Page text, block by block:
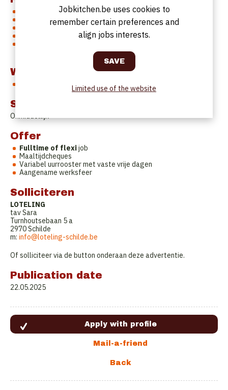
Je hebt ervaring in de sector;
Je kan zelfstandig werken en hebt weinig aansturing nodig;
Je bent stipt en we kunnen op je rekenen;
Je hebt een net voorkomen
dag vrij ( enkel verantwoordelijke)
Work Schedule
Start date
Onmiddellijk
Offer
Fulltime of flexijob
Maaltijdcheques
Variabel uurrooster met vaste vrije dagen
Aangename werksfeer
Solliciteren
LOTELING
tav Sara
Turnhoutsebaan 5 a
2970 Schilde
m: info@loteling-schilde.be
Of solliciteer via de button onderaan deze advertentie.
Publication date
22.05.2025
Jobkitchen.be uses cookies to
remember certain preferences and
align jobs interests.
Limited use of the website